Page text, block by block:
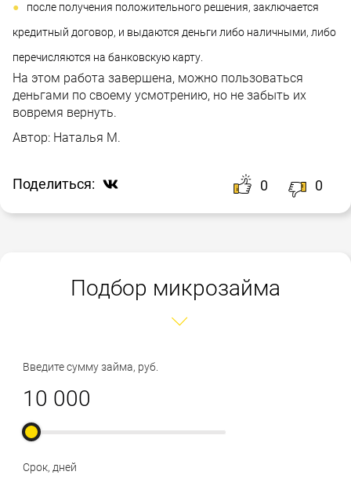
после получения положительного решения, заключается
кредитный договор, и выдаются деньги либо наличными, либо
перечисляются на банковскую карту.
На этом работа завершена, можно пользоваться
деньгами по своему усмотрению, но не забыть их
вовремя вернуть.
Автор: Наталья М.
Поделиться: 0 0
Подбор микрозайма
Введите сумму займа, руб.
Срок, дней